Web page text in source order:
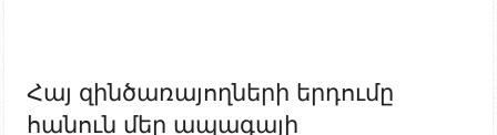
Հայ զինծառայողների երդումը
հանուն մեր ապագայի